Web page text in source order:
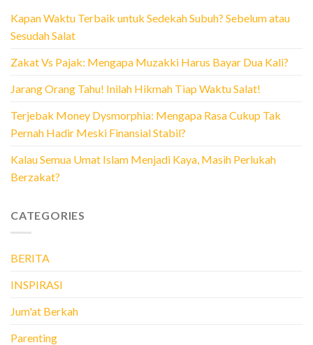
Kapan Waktu Terbaik untuk Sedekah Subuh? Sebelum atau
Sesudah Salat
Zakat Vs Pajak: Mengapa Muzakki Harus Bayar Dua Kali?
Jarang Orang Tahu! Inilah Hikmah Tiap Waktu Salat!
Terjebak Money Dysmorphia: Mengapa Rasa Cukup Tak
Pernah Hadir Meski Finansial Stabil?
Kalau Semua Umat Islam Menjadi Kaya, Masih Perlukah
Berzakat?
CATEGORIES
BERITA
INSPIRASI
Jum'at Berkah
Parenting